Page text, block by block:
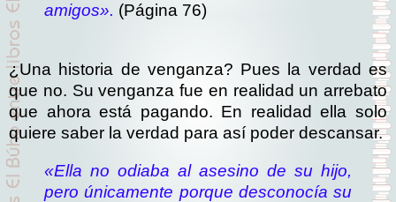
amigos». (Página 76)
¿Una historia de venganza? Pues la verdad es
que no. Su venganza fue en realidad un arrebato
que ahora está pagando. En realidad ella solo
quiere saber la verdad para así poder descansar.
«Ella no odiaba al asesino de su hijo,
pero únicamente porque desconocía su